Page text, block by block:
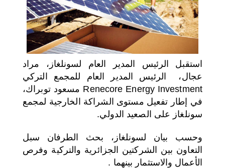
استقبل الرئيس المدير العام لسونلغاز، مراد
عجال، الرئيس المدير العام للمجمع التركي
Renecore Energy Investment مسعود توبراك،
في إطار تفعيل مستوى الشراكة الخارجية لمجمع
سونلغاز على الصعيد الدولي.
وحسب بيان لسونلغاز، بحث الطرفان سبل
التعاون بين الشركتين الجزائرية والتركية وفرص
الأعمال والاستثمار بينهما .